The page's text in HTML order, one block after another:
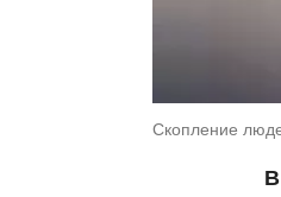
Скопление